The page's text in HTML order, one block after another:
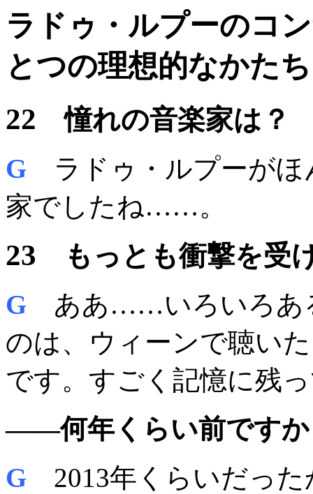
ラドゥ・ルプーのコ
とつの理想的なかた
22
憧れの音楽家は？
G ラドゥ・ルプーがほ
家でしたね……。
23 もっとも衝撃を受
G ああ……いろいろあ
のは、ウィーンで聴い
です。すごく記憶に残
――何年くらい前です
G 2013年くらいだった